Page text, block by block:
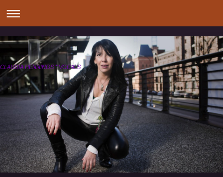
CLAUDIA HENNINGS * VOCALS